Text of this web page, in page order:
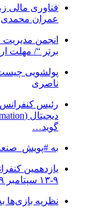
فناوری مالی
عمران محمدی
انجمن
برتر “/ مهلت ارسال
پولشویی
ناصری
رئیس کنفرانس
گوید…
به
یازدهمین
۹-۱۳ سپتامبر ۲۰۱۹
نظریه بازی‌ها